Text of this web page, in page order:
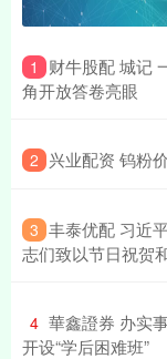
1
财牛股配 城记
角开放答卷亮眼
2 兴业配资 钨粉
3 丰泰优配 习近
志们致以节日祝贺
4 華鑫證券 办实
开设“学后困难班”